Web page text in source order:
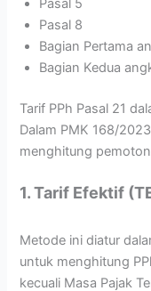
Pasal 5
Pasal 8
Bagian Pertama
Bagian Kedua
Tarif PPh Pasal 21
Dalam PMK 168/
menghitung
1. Tarif Efektif
Metode ini diatur
untuk menghitung
kecuali Masa Pajak